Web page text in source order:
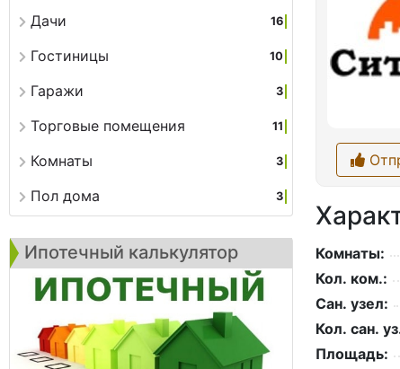
Дачи 16
Гостиницы 10
Гаражи 3
Торговые помещения 11
Комнаты 3
Пол дома 3
Ипотечный калькулятор Комнаты:
Кол. ком.:
Сан. узел:
Кол. сан.
Площадь: